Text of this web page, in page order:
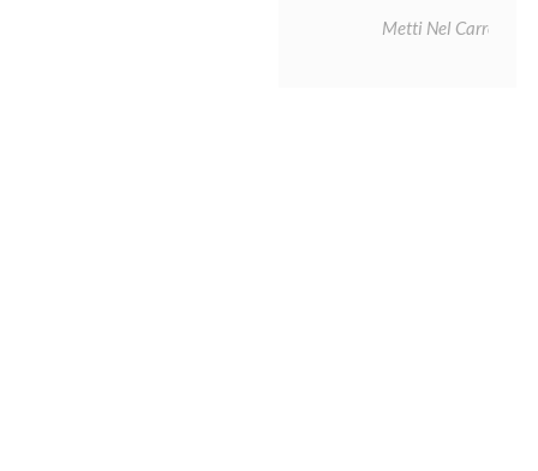
Metti Nel Carrello